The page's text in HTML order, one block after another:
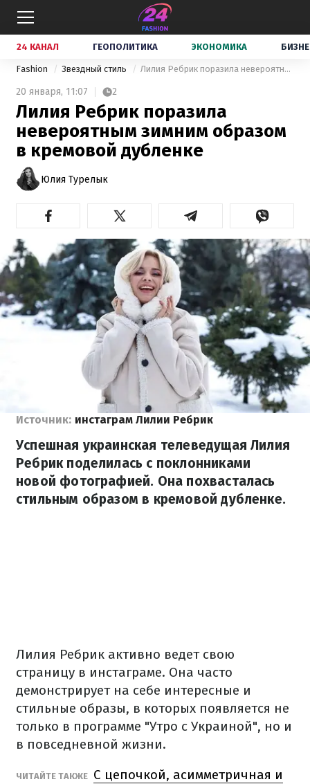
24 КАНАЛ ГЕОПОЛИТИКА ЭКОНОМИКА
Fashion Звездный стиль Лилия Ребрик поразила невероятным зимним образом в кремовой дубленке
20 января, 11:07 2
Лилия Ребрик поразила
невероятным зимним образом
в кремовой дубленке
Юлия Турелык
Источник: инстаграм Лилии Ребрик
Успешная украинская телеведущая Лилия
Ребрик поделилась с поклонниками
новой фотографией. Она похвасталась
стильным образом в кремовой дубленке.
Лилия Ребрик активно ведет свою
страницу в инстаграме. Она часто
демонстрирует на себе интересные и
стильные образы, в которых появляется не
только в программе "Утро с Украиной", но и
в повседневной жизни.
ЧИТАЙТЕ ТАКЖЕ С цепочкой, асимметричная и